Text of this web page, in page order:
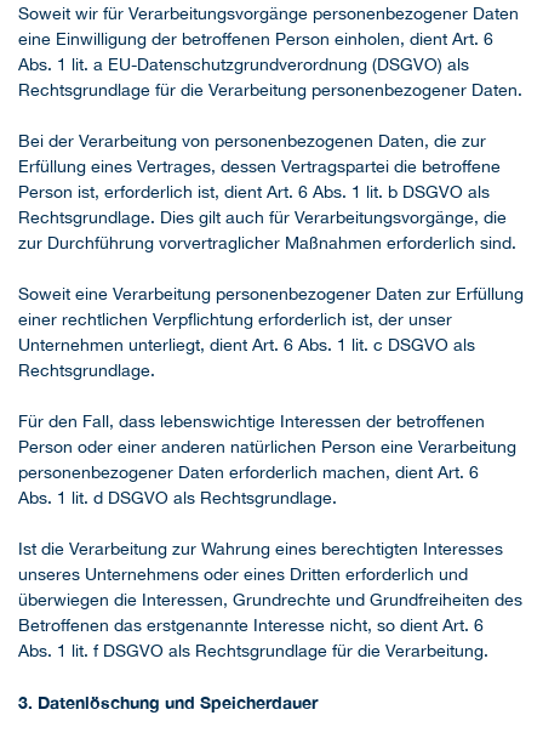
Soweit wir für Verarbeitungsvorgänge personenbezogener Daten
eine Einwilligung der betroffenen Person einholen, dient Art. 6
Abs. 1 lit. a EU-Datenschutzgrundverordnung (DSGVO) als
Rechtsgrundlage für die Verarbeitung personenbezogener Daten.
Bei der Verarbeitung von personenbezogenen Daten, die zur
Erfüllung eines Vertrages, dessen Vertragspartei die betroffene
Person ist, erforderlich ist, dient Art. 6 Abs. 1 lit. b DSGVO als
Rechtsgrundlage. Dies gilt auch für Verarbeitungsvorgänge, die
zur Durchführung vorvertraglicher Maßnahmen erforderlich sind.
Soweit eine Verarbeitung personenbezogener Daten zur Erfüllung
einer rechtlichen Verpflichtung erforderlich ist, der unser
Unternehmen unterliegt, dient Art. 6 Abs. 1 lit. c DSGVO als
Rechtsgrundlage.
Für den Fall, dass lebenswichtige Interessen der betroffenen
Person oder einer anderen natürlichen Person eine Verarbeitung
personenbezogener Daten erforderlich machen, dient Art. 6
Abs. 1 lit. d DSGVO als Rechtsgrundlage.
Ist die Verarbeitung zur Wahrung eines berechtigten Interesses
unseres Unternehmens oder eines Dritten erforderlich und
überwiegen die Interessen, Grundrechte und Grundfreiheiten des
Betroffenen das erstgenannte Interesse nicht, so dient Art. 6
Abs. 1 lit. f DSGVO als Rechtsgrundlage für die Verarbeitung.
3. Datenlöschung und Speicherdauer